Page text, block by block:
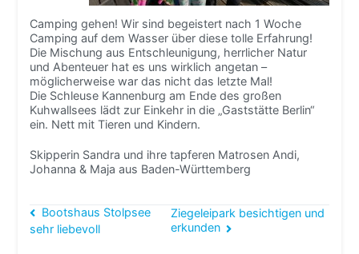
Camping gehen! Wir sind begeistert nach 1 Woche
Camping auf dem Wasser über diese tolle Erfahrung!
Die Mischung aus Entschleunigung, herrlicher Natur
und Abenteuer hat es uns wirklich angetan –
möglicherweise war das nicht das letzte Mal!
Die Schleuse Kannenburg am Ende des großen
Kuhwallsees lädt zur Einkehr in die „Gaststätte Berlin“
ein. Nett mit Tieren und Kindern.
Skipperin Sandra und ihre tapferen Matrosen Andi,
Johanna & Maja aus Baden-Württemberg
Beitragsnavigation
Bootshaus Stolpsee
sehr liebevoll
Ziegeleipark besichtigen und
erkunden